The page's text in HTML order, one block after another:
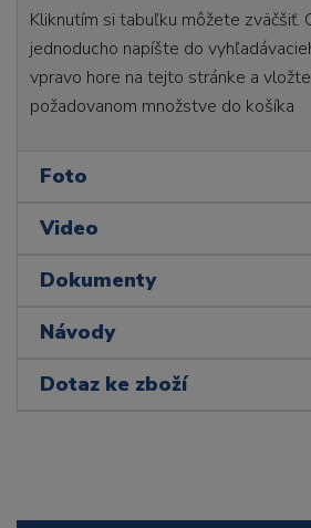
Kliknutím si tabuľku môžete zväčšiť.
jednoducho napíšte do
vpravo hore na tejto stránke a
požadovanom množstve do košíka
Foto
Video
Dokumenty
Návody
Dotaz ke zboží